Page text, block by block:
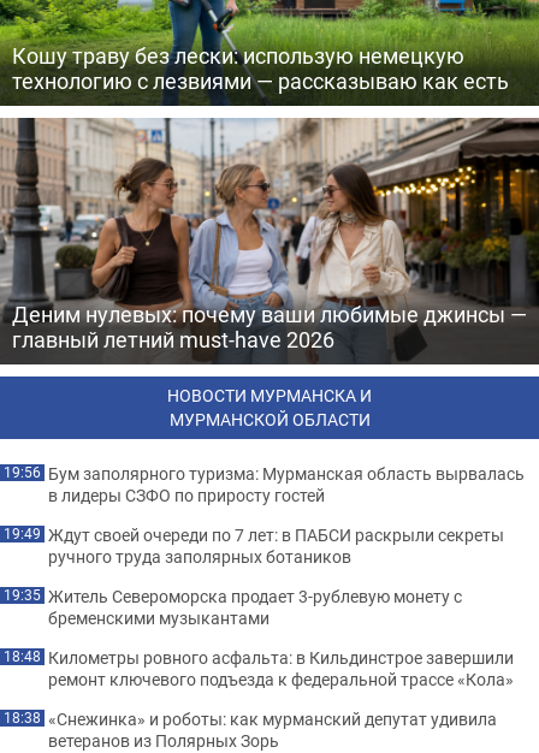
Кошу траву без лески: использую немецкую
технологию с лезвиями — рассказываю как есть
Деним нулевых: почему ваши любимые джинсы —
главный летний must-have 2026
НОВОСТИ МУРМАНСКА И
МУРМАНСКОЙ ОБЛАСТИ
19:56 Бум заполярного туризма: Мурманская область вырвалась
в лидеры СЗФО по приросту гостей
19:49 Ждут своей очереди по 7 лет: в ПАБСИ раскрыли секреты
ручного труда заполярных ботаников
19:35 Житель Североморска продает 3-рублевую монету с
бременскими музыкантами
18:48 Километры ровного асфальта: в Кильдинстрое завершили
ремонт ключевого подъезда к федеральной трассе «Кола»
18:38 «Снежинка» и роботы: как мурманский депутат удивила
ветеранов из Полярных Зорь